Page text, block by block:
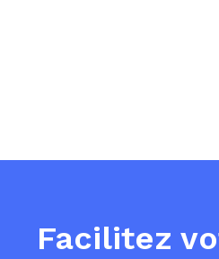
Facilitez